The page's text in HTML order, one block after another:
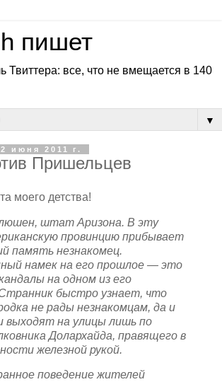
пишет
Твиттера: все, что не вмещается в 140
▼
июня 2011 г.
Пришельцев
моего детства!
штат Аризона. В эту
провинцию прибывает
память незнакомец.
намек на его прошлое — это
на одном из его
быстро узнает, что
не рады незнакомцам, да и
выходят на улицы лишь по
Долархайда, правящего в
железной рукой.
поведение жителей